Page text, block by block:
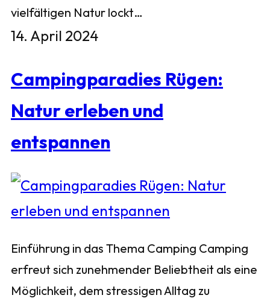
vielfältigen Natur lockt…
14. April 2024
Campingparadies Rügen:
Natur erleben und
entspannen
Einführung in das Thema Camping Camping
erfreut sich zunehmender Beliebtheit als eine
Möglichkeit, dem stressigen Alltag zu